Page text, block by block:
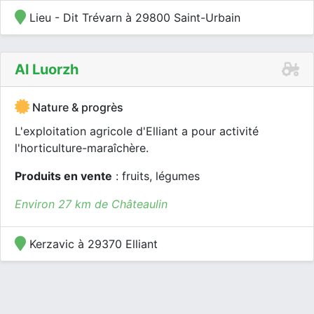
Lieu - Dit Trévarn à 29800 Saint-Urbain
Al Luorzh
Nature & progrès
L'exploitation agricole d'Elliant a pour activité
l'horticulture-maraîchère.
Produits en vente : fruits, légumes
Environ 27 km de Châteaulin
Kerzavic à 29370 Elliant